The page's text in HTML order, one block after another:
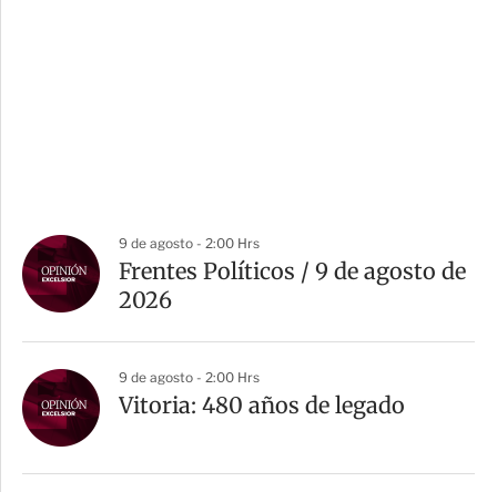
9 de agosto - 2:00 Hrs
Frentes Políticos / 9 de agosto de
2026
9 de agosto - 2:00 Hrs
Vitoria: 480 años de legado